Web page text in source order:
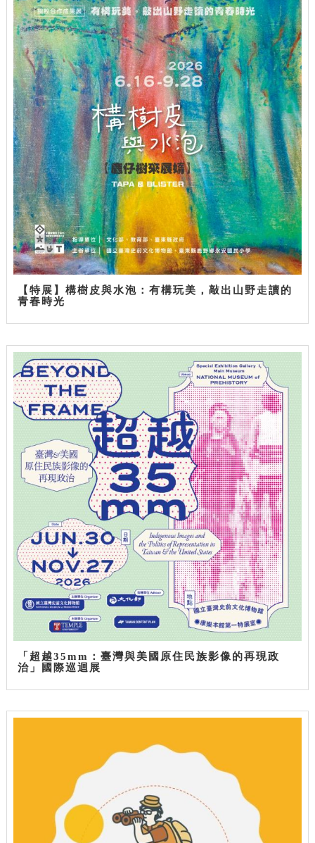
【特展】構樹皮與水泡：有構玩美，敲出山野走讀的
青春時光
「超越35mm：臺灣與美國原住民族影像的再現政
治」國際巡迴展